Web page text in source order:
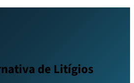
de Litígios